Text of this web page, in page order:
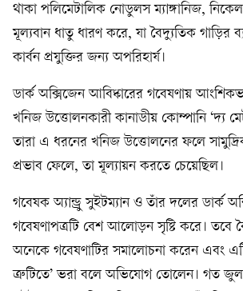
থাকা পলিমেটালিক নোডুলস ম্যাঙ্গানিজ,
মূল্যবান ধাতু ধারণ করে, যা বৈদ্যুতিক গাড়ির
কার্বন প্রযুক্তির জন্য অপরিহার্য।
ডার্ক অক্সিজেন আবিষ্কারের গবেষণায়
খনিজ উত্তোলনকারী কানাডীয় কোম্পানি ‘দ্য
তারা এ ধরনের খনিজ উত্তোলনের ফলে
প্রভাব ফেলে, তা মূল্যায়ন করতে চেয়েছিল।
গবেষক অ্যান্ড্রু সুইটম্যান ও তাঁর দলের ডার্ক
গবেষণাপত্রটি বেশ আলোড়ন সৃষ্টি করে। তবে
অনেকে গবেষণাটির সমালোচনা করেন এবং
ত্রুটিতে’ ভরা বলে অভিযোগ তোলেন। গত